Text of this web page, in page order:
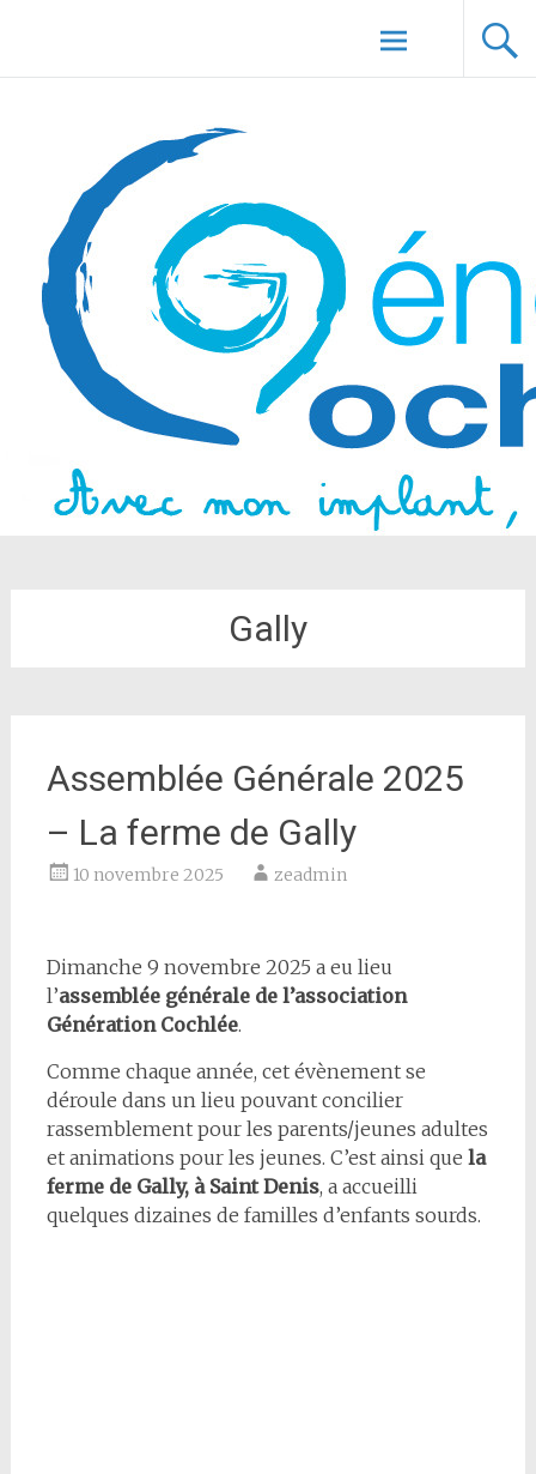
Aller au
contenu
principal
Gally
Assemblée Générale 2025
– La ferme de Gally
10 novembre 2025 zeadmin
Dimanche 9 novembre 2025 a eu lieu
l’assemblée générale de l’association
Génération Cochlée.
Comme chaque année, cet évènement se
déroule dans un lieu pouvant concilier
rassemblement pour les parents/jeunes adultes
et animations pour les jeunes. C’est ainsi que la
ferme de Gally, à Saint Denis, a accueilli
quelques dizaines de familles d’enfants sourds.